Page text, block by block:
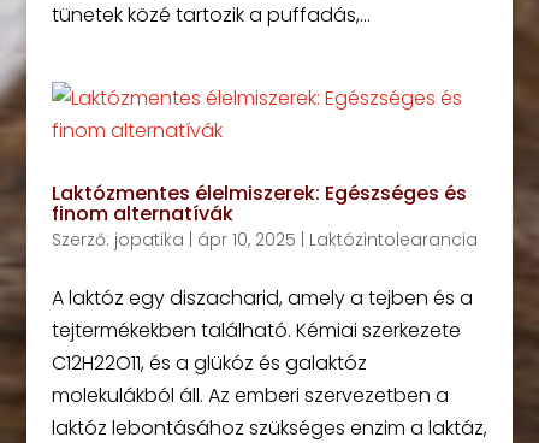
tünetek közé tartozik a puffadás,...
Laktózmentes élelmiszerek: Egészséges és
finom alternatívák
Szerző: jopatika ápr 10, 2025 Laktózintolearancia
A laktóz egy diszacharid, amely a tejben és a
tejtermékekben található. Kémiai szerkezete
C12H22O11, és a glükóz és galaktóz
molekulákból áll. Az emberi szervezetben a
laktóz lebontásához szükséges enzim a laktáz,